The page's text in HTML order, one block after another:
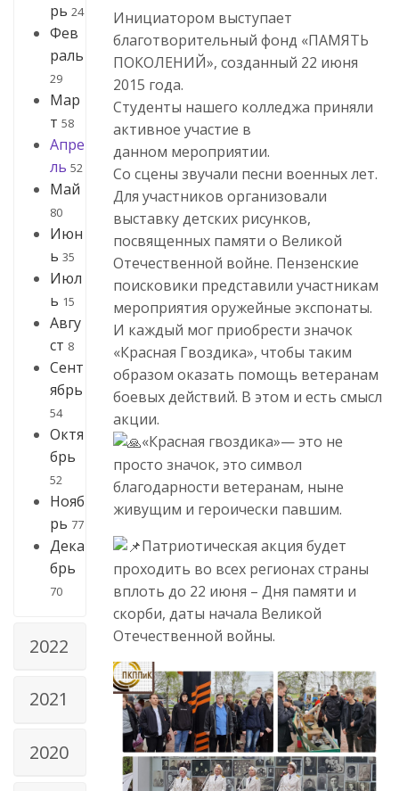
рь 24
Фев
раль
29
Мар
т 58
Апре
ль 52
Май
80
Июн
ь 35
Июл
ь 15
Авгу
ст 8
Сент
ябрь
54
Октя
брь
52
Нояб
рь 77
Дека
брь
70
2022
2021
2020
Инициатором выступает
благотворительный фонд «ПАМЯТЬ
ПОКОЛЕНИЙ», созданный 22 июня
2015 года.
Студенты нашего колледжа приняли
активное участие в
данном мероприятии.
Со сцены звучали песни военных лет.
Для участников организовали
выставку детских рисунков,
посвященных памяти о Великой
Отечественной войне. Пензенские
поисковики представили участникам
мероприятия оружейные экспонаты.
И каждый мог приобрести значок
«Красная Гвоздика», чтобы таким
образом оказать помощь ветеранам
боевых действий. В этом и есть смысл
акции.
«Красная гвоздика»— это не
просто значок, это символ
благодарности ветеранам, ныне
живущим и героически павшим.
Патриотическая акция будет
проходить во всех регионах страны
вплоть до 22 июня – Дня памяти и
скорби, даты начала Великой
Отечественной войны.